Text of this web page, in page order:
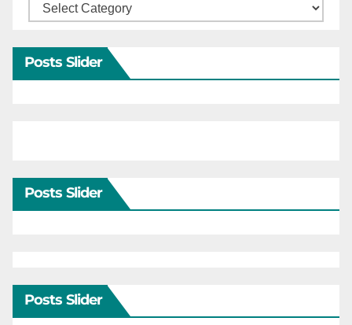
Categories
Posts Slider
Posts Slider
Posts Slider